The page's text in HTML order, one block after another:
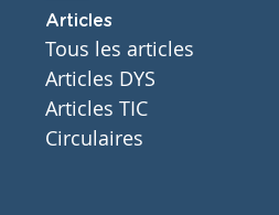
Articles
Tous les articles
Articles DYS
Articles TIC
Circulaires